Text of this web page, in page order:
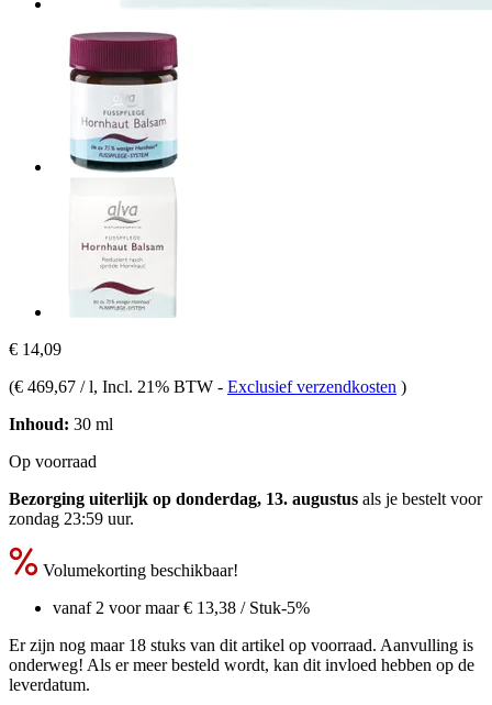
€ 14,09
(€ 469,67 / l, Incl. 21% BTW - Exclusief verzendkosten )
Inhoud: 30 ml
Op voorraad
Bezorging uiterlijk op donderdag, 13. augustus als je bestelt voor
zondag 23:59 uur.
Volumekorting beschikbaar!
vanaf 2 voor maar€ 13,38 / Stuk-5%
Er zijn nog maar 18 stuks van dit artikel op voorraad. Aanvulling is
onderweg! Als er meer besteld wordt, kan dit invloed hebben op de
leverdatum.